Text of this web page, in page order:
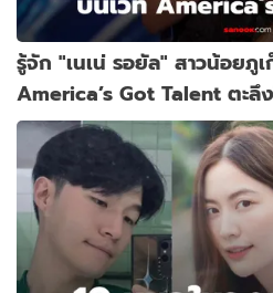
รู้จัก "เนเน่ รอยัล" สาวน้อยภู
America’s Got Talent ตะลึ